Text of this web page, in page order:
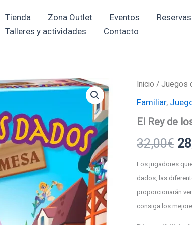
Tienda Zona Outlet Eventos Reservas
Talleres y actividades
Contacto
Inicio / Juegos
Familiar,
El Rey de
32,00€
El
Los jugadores
dados, las
proporcionarán
consiga los
El
de
Dados
El
de
cantidad